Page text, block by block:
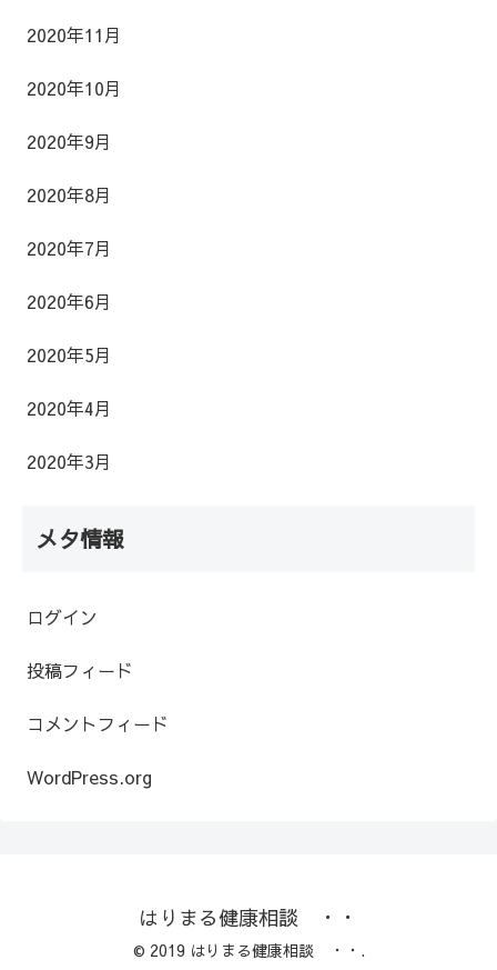
2020年11月
2020年10月
2020年9月
2020年8月
2020年7月
2020年6月
2020年5月
2020年4月
2020年3月
メタ情報
ログイン
投稿フィード
コメントフィード
WordPress.org
はりまる健康相談 ・・
© 2019 はりまる健康相談 ・・.